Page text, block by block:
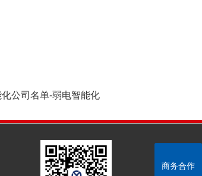
商务合作
公司名单-弱电智能化
商务合作